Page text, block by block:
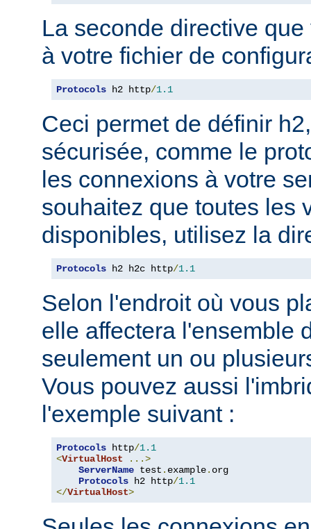
La seconde directive
à votre fichier de
Protocols h2 http/1.1
Ceci permet de définir
sécurisée, comme le
les connexions à votre
souhaitez que toutes les
disponibles, utilisez la
Protocols h2 h2c http/1.1
Selon l'endroit où vous
elle affectera l'ensemble
seulement un ou
Vous pouvez aussi
l'exemple suivant :
Protocols http/1.1
<VirtualHost
...>
ServerName test . example. org
Protocols h2 http/1.1
</VirtualHost>